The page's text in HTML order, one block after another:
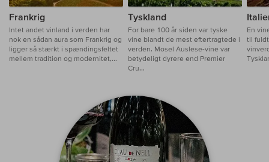
Frankrig
Intet andet vinland i verden har
nok en sådan aura som Frankrig og
ligger så stærkt i spændingsfeltet
mellem tradition og modernitet,...
Tyskland
For bare 100 år siden var tyske
vine blandt de mest eftertragtede i
verden. Mosel Auslese-vine var
betydeligt dyrere end Premier
Cru...
En
til